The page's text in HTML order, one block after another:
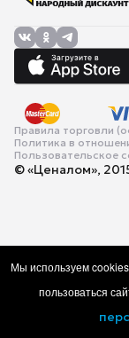
Правила торговли
Политика в
Пользовательское
© «Ценалом»,
Мы используем
пользоваться